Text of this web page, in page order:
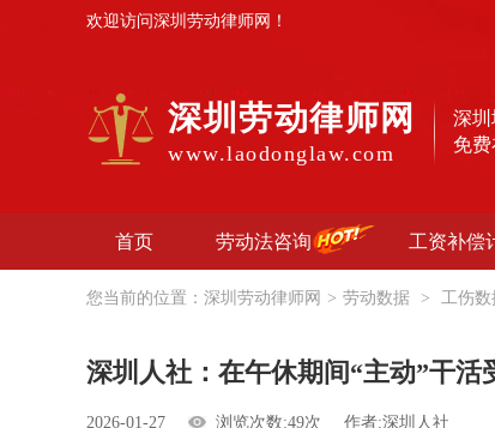
欢迎访问深圳劳动律师网！
深圳劳动律师网
www.laodonglaw.com
深
免
首页 劳动法咨询 工资补偿
您当前的位置： 深圳劳动律师网 > 劳动数据 > 工伤数
深圳人社：在午休期间“主动”干活
2026-01-27 浏览次数:49次 作者:深圳人社